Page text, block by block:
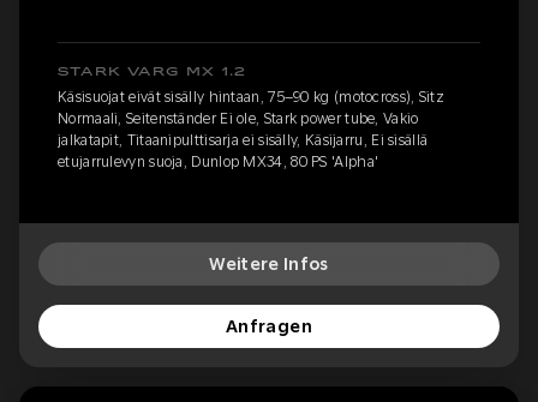
STARK VARG MX 1.2
Käsisuojat eivät sisälly hintaan, 75–90 kg (motocross), Sitz
Normaali, Seitenständer Ei ole, Stark power tube, Vakio
jalkatapit, Titaanipulttisarja ei sisälly, Käsijarru, Ei sisällä
etujarrulevyn suoja, Dunlop MX34, 80 PS 'Alpha'
Weitere Infos
Anfragen